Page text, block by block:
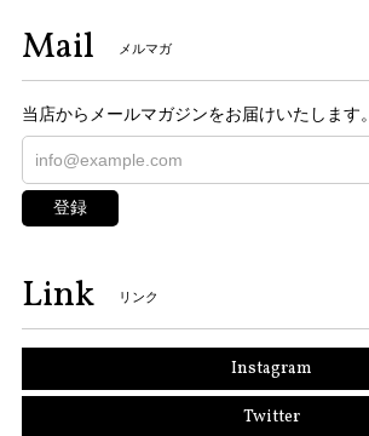
Mail メルマガ
当店からメールマガジンをお届けいたします。
登録
Link リンク
Instagram
Twitter